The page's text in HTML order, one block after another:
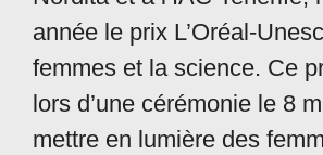
année le prix L’Oréal-
femmes et la science. Ce
lors d’une cérémonie le 8
mettre en lumière des